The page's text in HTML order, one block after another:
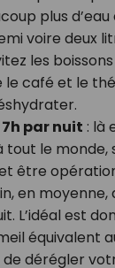
plus
voire deux
les
café et le
par nuit : là
tout le monde,
être
en moyenne,
L’idéal est
équivalent
de dérégler